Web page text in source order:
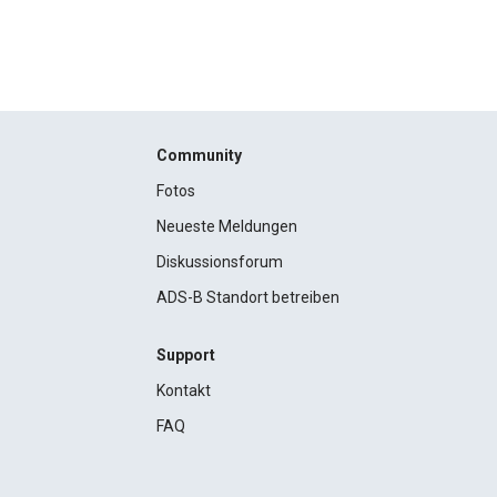
Community
Fotos
Neueste Meldungen
Diskussionsforum
ADS-B Standort betreiben
Support
Kontakt
FAQ